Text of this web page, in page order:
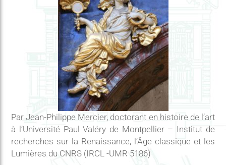
Par Jean-Philippe Mercier, doctorant en histoire de l’art
à l’Université Paul Valéry de Montpellier – Institut de
recherches sur la Renaissance, l’Âge classique et les
Lumières du CNRS (IRCL -UMR 5186)